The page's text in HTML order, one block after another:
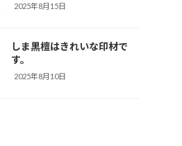
2025年8月15日
しま黒檀はきれいな印材で
す。
2025年8月10日